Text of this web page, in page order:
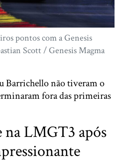
pontos com a Genesis
Scott / Genesis Magma
Barrichellonão tiveram o
fora das primeiras
na LMGT3 após